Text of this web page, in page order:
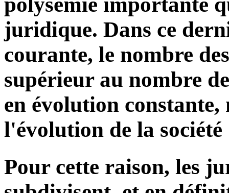
juridique. Dans ce
courante, le nombre
supérieur au nombre
en évolution constante,
l'évolution de la société
Pour cette raison, les